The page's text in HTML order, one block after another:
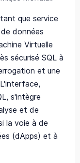
que service
données
Virtuelle
sécurisé SQL à
et une
s'intègre
et de
la voie à de
(dApps) et à